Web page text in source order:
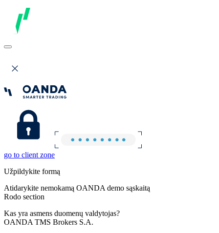
go to client zone
Užpildykite formą
Atidarykite nemokamą OANDA demo sąskaitą
Rodo section
Kas yra asmens duomenų valdytojas?
OANDA TMS Brokers S.A.